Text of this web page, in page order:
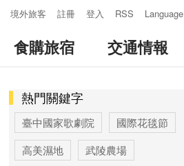
境外旅客 註冊 登入 RSS Language
食購旅宿 交通情報
熱門關鍵字
臺中國家歌劇院
國際花毯節
高美濕地
武陵農場